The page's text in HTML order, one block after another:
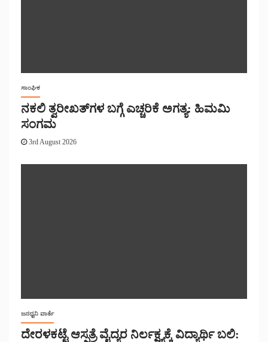
ಸಾಂಘಿಕ
ನಕಲಿ ತ್ವರೀಖತ್‌ಗಳ ಬಗ್ಗೆ ಎಚ್ಚರಿಕೆ ಅಗತ್ಯ: ಹಿಮಮಿ
ಸಂಗಮ
3rd August 2026
ಜನಧ್ವನಿ ವಾರ್ತೆ
ದೇರಳಕಟ್ಟೆ ಆಸ್ಪತ್ರೆ ವೈದ್ಯರ ನಿರ್ಲಕ್ಷ್ಯಕ್ಕೆ ವಿದ್ಯಾರ್ಥಿ ಬಲಿ: